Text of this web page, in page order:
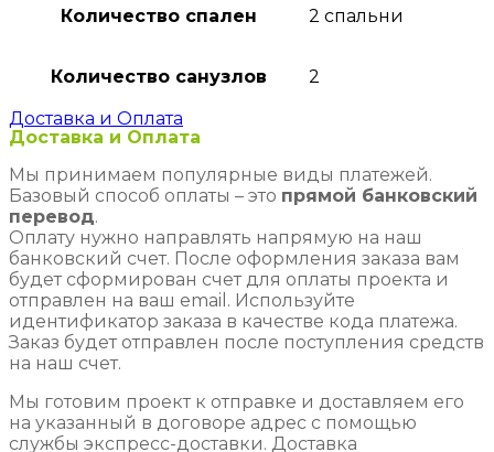
Количество спален 2 спальни
Количество санузлов
2
Доставка и Оплата
Доставка и Оплата
Мы принимаем популярные виды платежей.
Базовый способ оплаты – это прямой банковский
перевод.
Оплату нужно направлять напрямую на наш
банковский счет. После оформления заказа вам
будет сформирован счет для оплаты проекта и
отправлен на ваш email. Используйте
идентификатор заказа в качестве кода платежа.
Заказ будет отправлен после поступления средств
на наш счет.
Мы готовим проект к отправке и доставляем его
на указанный в договоре адрес с помощью
службы экспресс-доставки. Доставка